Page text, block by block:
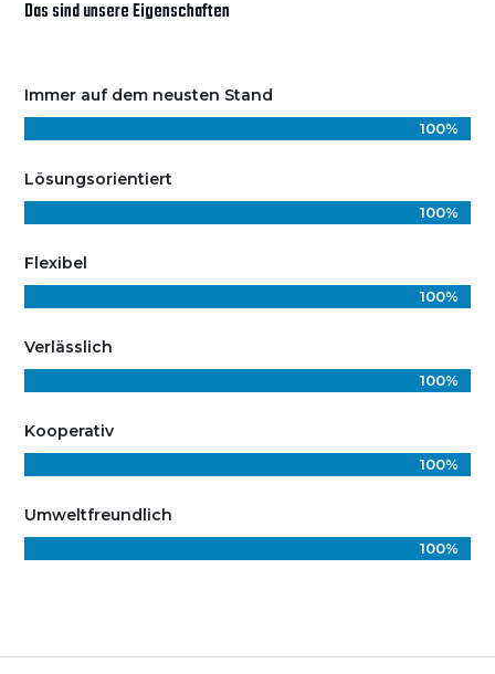
Das sind unsere Eigenschaften
Immer auf dem neusten Stand
100%
100%
Lösungsorientiert
100%
100%
Flexibel
100%
100%
Verlässlich
100%
100%
Kooperativ
100%
100%
Umweltfreundlich
100%
100%